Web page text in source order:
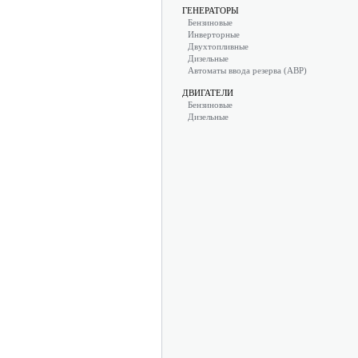
ГЕНЕРАТОРЫ
Бензиновые
Инверторные
Двухтопливные
Дизельные
Автоматы ввода резерва (АВР)
ДВИГАТЕЛИ
Бензиновые
Дизельные